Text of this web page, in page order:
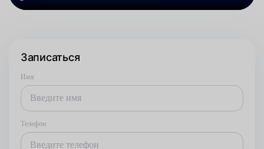
Записаться
Имя
Телефон